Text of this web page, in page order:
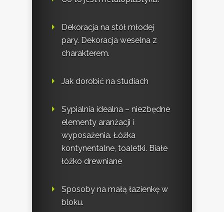
Dekoracja na stół młodej
pary. Dekoracja weselna z
charakterem.
Jak dorobić na studiach
Sypialnia idealna – niezbędne
elementy aranżacji i
wyposażenia. Łóżka
kontynentalne, toaletki. Białe
łóżko drewniane
Sposoby na małą łazienkę w
bloku.